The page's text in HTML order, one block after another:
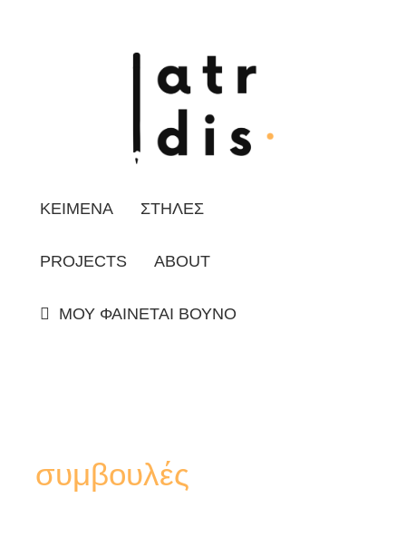
ΚΕΙΜΕΝΑ ΣΤΗΛΕΣ
PROJECTS ABOUT
ΜΟΥ ΦΑΙΝΕΤΑΙ ΒΟΥΝΟ
συμβουλές